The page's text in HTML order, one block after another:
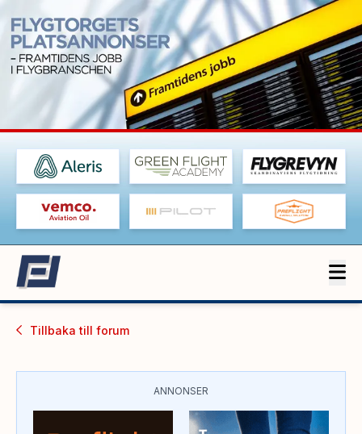
Tillbaka till forum
ANNONSER